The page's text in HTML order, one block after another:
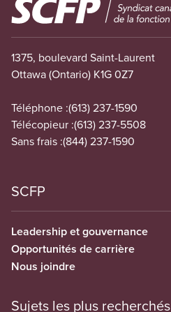
1375, boulevard Saint-Laurent
Ottawa (Ontario) K1G 0Z7
Téléphone :(613) 237-1590
Télécopieur :(613) 237-5508
Sans frais :(844) 237-1590
SCFP
Leadership et gouvernance
Opportunités de carrière
Nous joindre
Sujets les plus recherchés